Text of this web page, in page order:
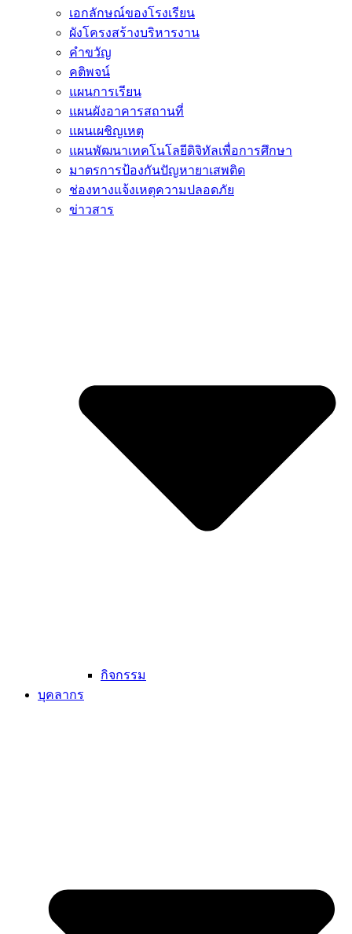
เอกลักษณ์ของโรงเรียน
ผังโครงสร้างบริหารงาน
คำขวัญ
คติพจน์
แผนการเรียน
แผนผังอาคารสถานที่
แผนเผชิญเหตุ
แผนพัฒนาเทคโนโลยีดิจิทัลเพื่อการศึกษา
มาตรการป้องกันปัญหายาเสพติด
ช่องทางแจ้งเหตุความปลอดภัย
ข่าวสาร
กิจกรรม
บุคลากร